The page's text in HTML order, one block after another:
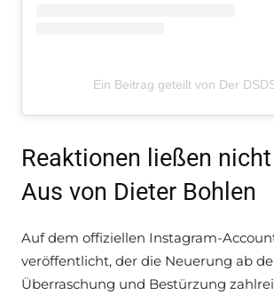
Ein Beitrag geteilt von Der
Reaktionen ließen
Aus von Dieter Bohlen
Auf dem offiziellen Instagram-
veröffentlicht, der die Neuerung ab
Überraschung und Bestürzung